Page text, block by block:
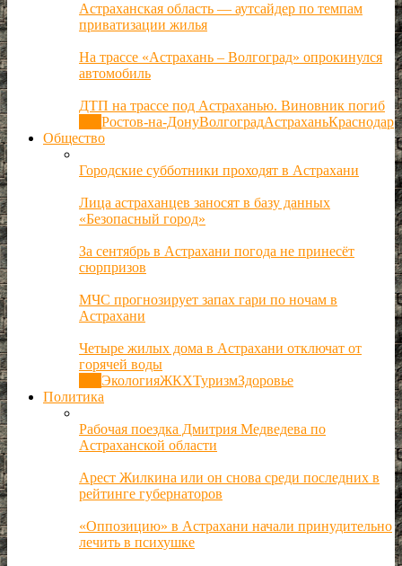
Астраханская область — аутсайдер по темпам
приватизации жилья
На трассе «Астрахань – Волгоград» опрокинулся
автомобиль
ДТП на трассе под Астраханью. Виновник погиб
Ростов-на-ДонуВолгоградАстраханьКраснодар
Общество
Городские субботники проходят в Астрахани
Лица астраханцев заносят в базу данных
«Безопасный город»
За сентябрь в Астрахани погода не принесёт
сюрпризов
МЧС прогнозирует запах гари по ночам в
Астрахани
Четыре жилых дома в Астрахани отключат от
горячей воды
ЭкологияЖКХТуризмЗдоровье
Политика
Рабочая поездка Дмитрия Медведева по
Астраханской области
Арест Жилкина или он снова среди последних в
рейтинге губернаторов
«Оппозицию» в Астрахани начали принудительно
лечить в психушке